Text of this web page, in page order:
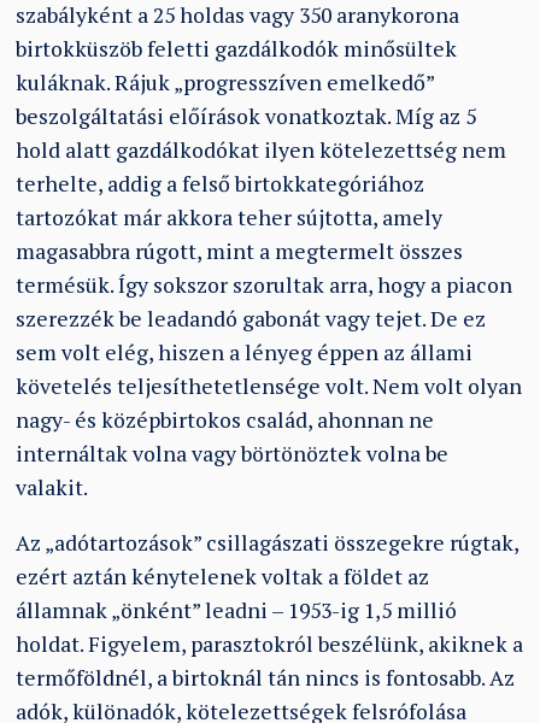
szabályként a 25 holdas vagy 350 aranykorona
birtokküszöb feletti gazdálkodók minősültek
kuláknak. Rájuk „progresszíven emelkedő”
beszolgáltatási előírások vonatkoztak. Míg az 5
hold alatt gazdálkodókat ilyen kötelezettség nem
terhelte, addig a felső birtokkategóriához
tartozókat már akkora teher sújtotta, amely
magasabbra rúgott, mint a megtermelt összes
termésük. Így sokszor szorultak arra, hogy a piacon
szerezzék be leadandó gabonát vagy tejet. De ez
sem volt elég, hiszen a lényeg éppen az állami
követelés teljesíthetetlensége volt. Nem volt olyan
nagy- és középbirtokos család, ahonnan ne
internáltak volna vagy börtönöztek volna be
valakit.
Az „adótartozások” csillagászati összegekre rúgtak,
ezért aztán kénytelenek voltak a földet az
államnak „önként” leadni – 1953-ig 1,5 millió
holdat. Figyelem, parasztokról beszélünk, akiknek a
termőföldnél, a birtoknál tán nincs is fontosabb. Az
adók, különadók, kötelezettségek felsrófolása